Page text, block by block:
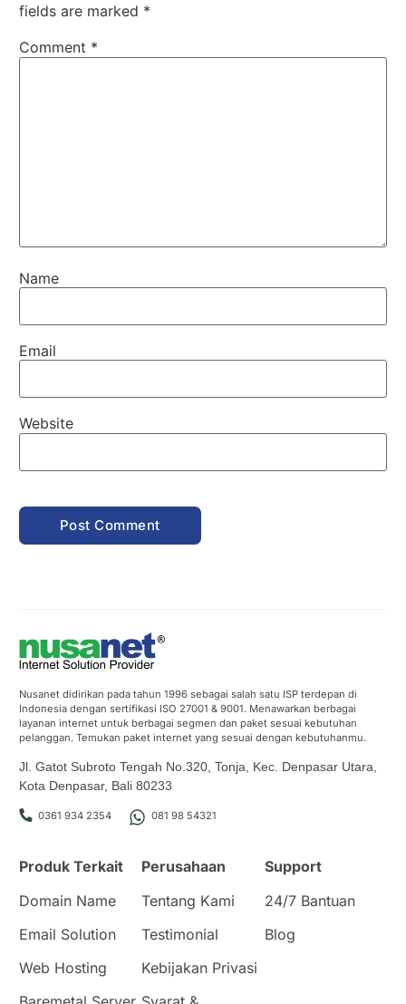
fields are marked *
Comment *
Name
Email
Website
Nusanet didirikan pada tahun 1996 sebagai salah satu ISP terdepan di
Indonesia dengan sertifikasi ISO 27001 & 9001. Menawarkan berbagai
layanan internet untuk berbagai segmen dan paket sesuai kebutuhan
pelanggan. Temukan paket internet yang sesuai dengan kebutuhanmu.
Jl. Gatot Subroto Tengah No.320, Tonja, Kec. Denpasar Utara,
Kota Denpasar, Bali 80233
0361 934 2354 081 98 54321
Produk Terkait
Domain Name
Email Solution
Web Hosting
Perusahaan
Tentang Kami
Testimonial
Kebijakan Privasi
Support
24/7 Bantuan
Blog